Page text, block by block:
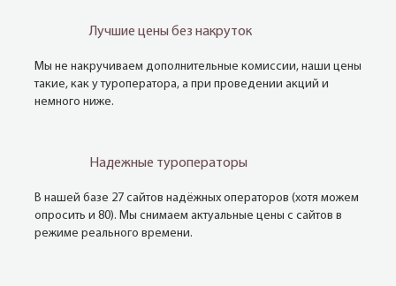
Лучшие цены без накруток
Мы не накручиваем дополнительные комиссии, наши цены
такие, как у туроператора, а при проведении акций и
немного ниже.
Надежные туроператоры
В нашей базе 27 сайтов надёжных операторов (хотя можем
опросить и 80). Мы снимаем актуальные цены с сайтов в
режиме реального времени.